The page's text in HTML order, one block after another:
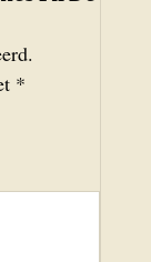
*